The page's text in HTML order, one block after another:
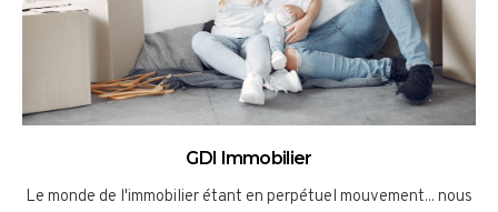
GDI Immobilier
Le monde de l'immobilier étant en perpétuel mouvement... nous